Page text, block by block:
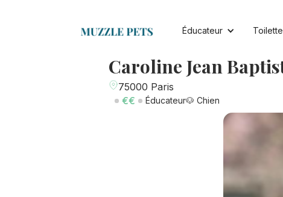
Éducateur
Caroline Jean
75000 Paris
€€
Éducateur🐶 Chien